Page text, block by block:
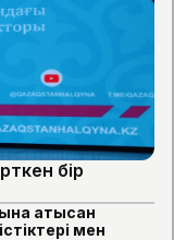
бір
қатысқан
мен